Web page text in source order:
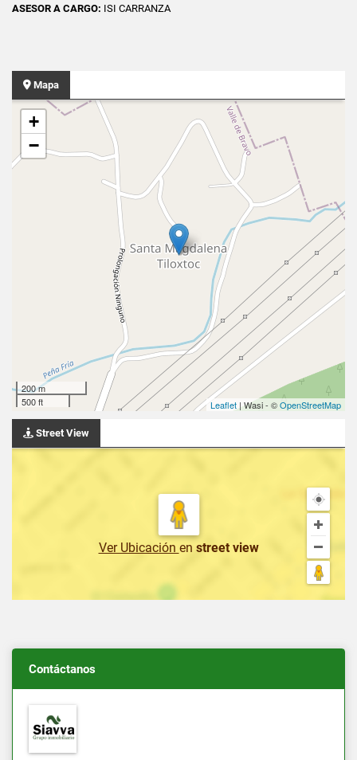
ASESOR A CARGO: ISI CARRANZA
Mapa
+
−
200 m
500 ft
Leaflet | Wasi - ©OpenStreetMap
Street View
Ver Ubicación en street view
Contáctanos